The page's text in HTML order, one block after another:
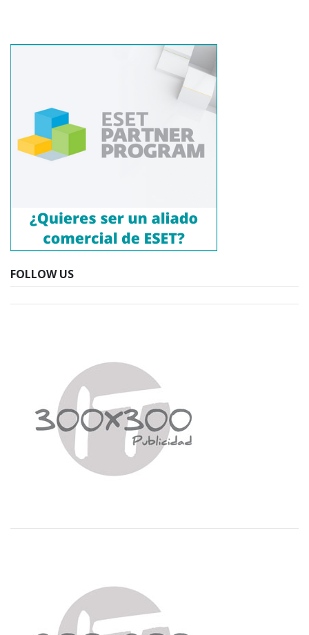
FOLLOW US